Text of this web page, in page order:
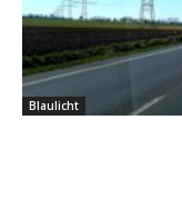
Blaulicht